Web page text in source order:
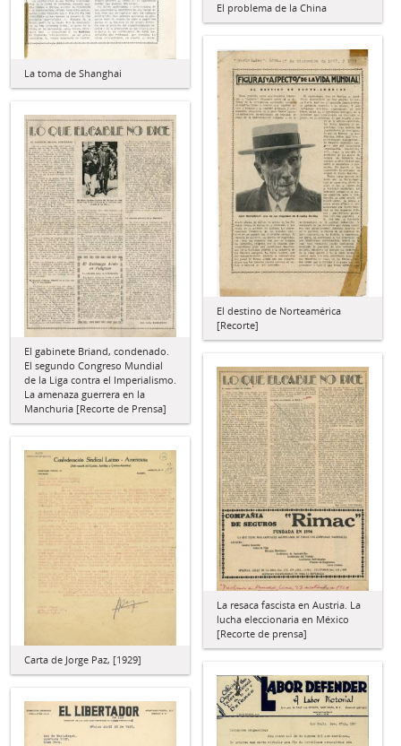
El problema de la China
La toma de Shanghai
El destino de Norteamérica
[Recorte]
El gabinete Briand, condenado.
El segundo Congreso Mundial
de la Liga contra el Imperialismo.
La amenaza guerrera en la
Manchuria [Recorte de Prensa]
La resaca fascista en Austria. La
lucha eleccionaria en México
[Recorte de prensa]
Carta de Jorge Paz, [1929]